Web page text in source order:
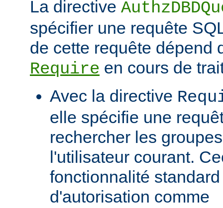
La directive
spécifier une requête
de cette requête dépend
Require en cours de
Avec la directive
elle spécifie une
rechercher les
l'utilisateur courant.
fonctionnalité
d'autorisation comme